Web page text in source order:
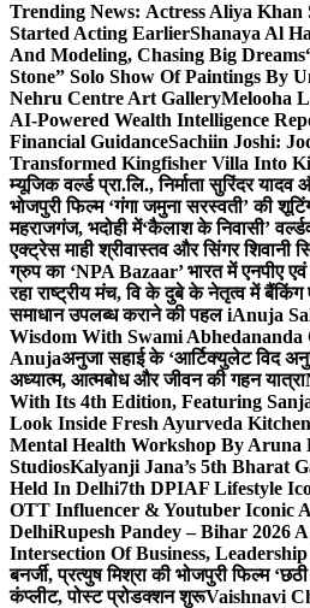
Trending News: Actress Aliya Khan
Started Acting EarlierShanaya Al
And Modeling, Chasing Big Dreams
Stone” Solo Show Of Paintings By
Nehru Centre Art GalleryMelooha
AI-Powered Wealth Intelligence
Financial GuidanceSachiin Joshi:
Transformed Kingfisher Villa Into
म्यूजिक वर्ल्ड प्रा.लि., निर्माता सुरिंदर
भोजपुरी फिल्म ‘गंगा जमुना सरस्वती’ की
महराजगंज, भदोही में‘कैलाश के निवासी’
एक्ट्रेस माही श्रीवास्तव और सिंगर शिवानी
ग्रुप का ‘NPA Bazaar’ भारत में एनपीए
रहा राष्ट्रीय मंच, वि के दुबे के नेतृत्व में बैंकिंग
समाधान उपलब्ध कराने की पहल iAnuja
Wisdom With Swami
Anujaअनुजा सहाई के ‘आर्टिक्युलेट विद
अध्यात्म, आत्मबोध और जीवन की गहन यात्रा
With Its 4th Edition, Featuring
Look Inside Fresh Ayurveda Kitchen
Mental Health Workshop By
StudiosKalyanji Jana’s 5th Bharat
Held In Delhi7th DPIAF Lifestyle
OTT Influencer & Youtuber Iconic
DelhiRupesh Pandey – Bihar 2026
Intersection Of Business,
बनर्जी, प्रत्युष मिश्रा की भोजपुरी फिल्म
कंप्लीट, पोस्ट प्रोडक्शन शुरूVaishnavi